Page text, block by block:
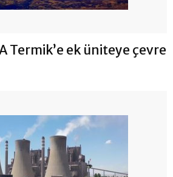
Termik’e ek üniteye çevre